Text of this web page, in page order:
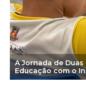
A Jornada de
Educação com o